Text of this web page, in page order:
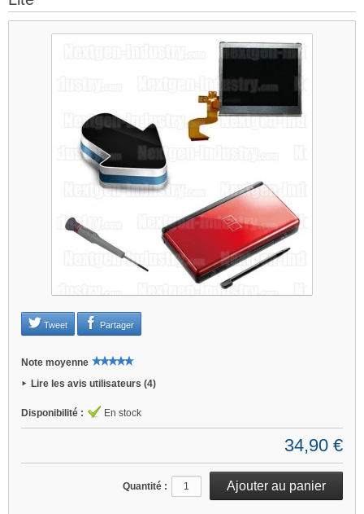
contenu personnalisé et des publicités
ciblées, pour analyser le trafic de notre
site et pour comprendre la provenance
J'accepte
Je refuse
Changer mes préférences
Tweet Partager
Note moyenne
Lire les avis utilisateurs (4)
Disponibilité : En stock
34,90 €
Quantité :